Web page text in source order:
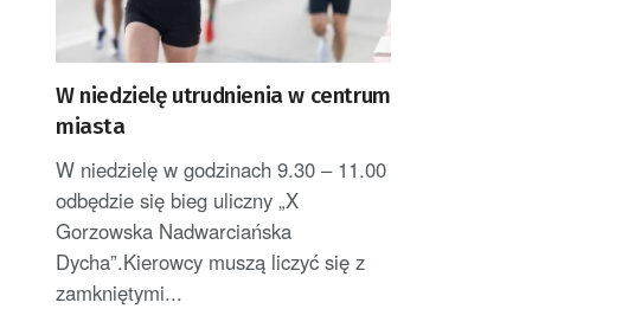
W niedzielę utrudnienia w centrum
miasta
W niedzielę w godzinach 9.30 – 11.00
odbędzie się bieg uliczny „X
Gorzowska Nadwarciańska
Dycha”.Kierowcy muszą liczyć się z
zamkniętymi...